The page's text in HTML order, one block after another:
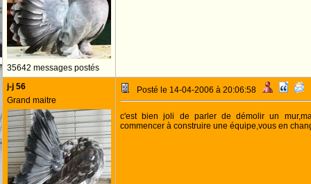
35642 messages postés
j-j 56
Grand maitre
Posté le 14-04-2006 à 20:06:58
c'est bien joli de parler de démolir un
commencer à construire une équipe,vous en